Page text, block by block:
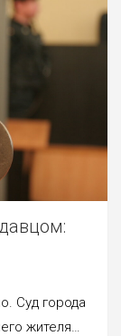
Суд города
жителя…